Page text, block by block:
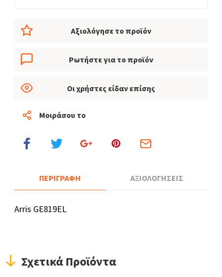
Αξιολόγησε το προϊόν
Ρωτήστε για το προϊόν
Οι χρήστες είδαν επίσης
Μοιράσου το
ΠΕΡΙΓΡΑΦΗ ΑΞΙΟΛΟΓΗΣΕΙΣ
Arris GE819EL
Σχετικά Προϊόντα